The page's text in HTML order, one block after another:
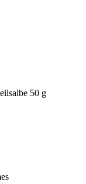
50 g